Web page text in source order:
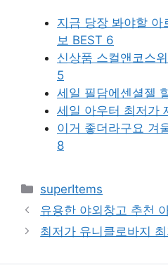
지금 당장 봐야할 아
보 BEST 6
신상품 스컬앤코스
5
세일 필담에센셜젤
세일 아우터 최저가
이거 좋더라구요 겨
8
Categories
superItems
유용한 야외창고 추천
최저가 유니클로바지